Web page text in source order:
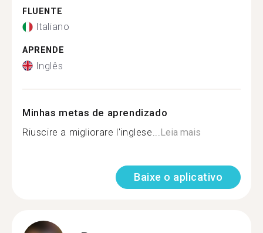
FLUENTE
Italiano
APRENDE
Inglês
Minhas metas de aprendizado
Riuscire a migliorare l'inglese... Leia mais
Baixe o aplicativo